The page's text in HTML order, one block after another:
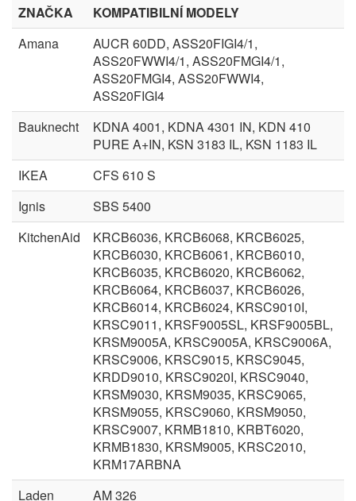
ZNAČKA
KOMPATIBILNÍ MODELY
Amana
AUCR 60DD, ASS20FIGI4/1,
ASS20FWWI4/1, ASS20FMGI4/1,
ASS20FMGI4, ASS20FWWI4,
ASS20FIGI4
Bauknecht
KDNA 4001, KDNA 4301 IN, KDN 410
PURE A+IN, KSN 3183 IL, KSN 1183 IL
IKEA
CFS 610 S
Ignis
SBS 5400
KitchenAid
KRCB6036, KRCB6068, KRCB6025,
KRCB6030, KRCB6061, KRCB6010,
KRCB6035, KRCB6020, KRCB6062,
KRCB6064, KRCB6037, KRCB6026,
KRCB6014, KRCB6024, KRSC9010I,
KRSC9011, KRSF9005SL, KRSF9005BL,
KRSM9005A, KRSC9005A, KRSC9006A,
KRSC9006, KRSC9015, KRSC9045,
KRDD9010, KRSC9020I, KRSC9040,
KRSM9030, KRSM9035, KRSC9065,
KRSM9055, KRSC9060, KRSM9050,
KRSC9007, KRMB1810, KRBT6020,
KRMB1830, KRSM9005, KRSC2010,
KRM17ARBNA
Laden
AM 326